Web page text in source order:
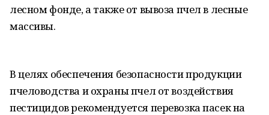
лесном фонде, а также от вывоза пчел в лесные
массивы.
В целях обеспечения безопасности продукции
пчеловодства и охраны пчел от воздействия
пестицидов рекомендуется перевозка пасек на